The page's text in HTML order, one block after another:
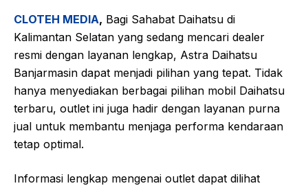
CLOTEH MEDIA, Bagi Sahabat Daihatsu di
Kalimantan Selatan yang sedang mencari dealer
resmi dengan layanan lengkap, Astra Daihatsu
Banjarmasin dapat menjadi pilihan yang tepat. Tidak
hanya menyediakan berbagai pilihan mobil Daihatsu
terbaru, outlet ini juga hadir dengan layanan purna
jual untuk membantu menjaga performa kendaraan
tetap optimal.
Informasi lengkap mengenai outlet dapat dilihat